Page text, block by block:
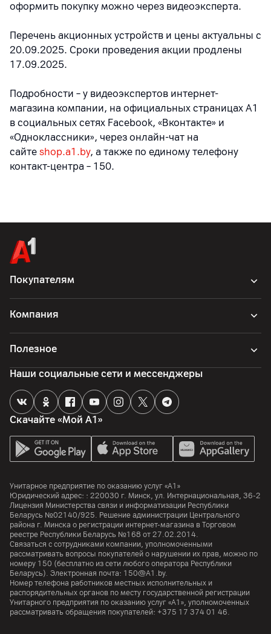
оформить покупку можно через видеоэксперта.
Перечень акционных устройств и цены актуальны с
20.09.2025. Сроки проведения акции продлены
17.09.2025.
Подробности – у видеоэкспертов интернет-
магазина компании, на официальных страницах A1
в социальных сетях Facebook, «Вконтакте» и
«Одноклассники», через онлайн-чат на
сайте shop.a1.by, а также по единому телефону
контакт-центра – 150.
Покупателям
Компания
Полезное
Скачайте «Мой А1»
Наши социальные сети и мессенджеры
Унитарное предприятие по оказанию услуг «А1»
Юридический адрес: : 220030 г. Минск, ул. Интернациональная, 36-2
Лицензия Министерства связи и информатизации Республики
Беларусь №02140/925. Решение администрации Центрального
района г. Минска о регистрации интернет-магазина в Торговом
реестре Республики Беларусь №168 от 27.02.2014.
Связаться с сотрудниками компании, уполномоченными
рассматривать вопросы покупателей о нарушении их прав, можно по
номеру 150 (бесплатно из сети любого оператора Республики
Беларусь). Электронная почта: 150@A1.by.
Номер телефона работников местных исполнительных и
распорядительных органов по месту государственной регистрации
Унитарного предприятия по оказанию услуг «А1», уполномоченных
рассматривать обращения покупателей: +375 17 374 01 46.